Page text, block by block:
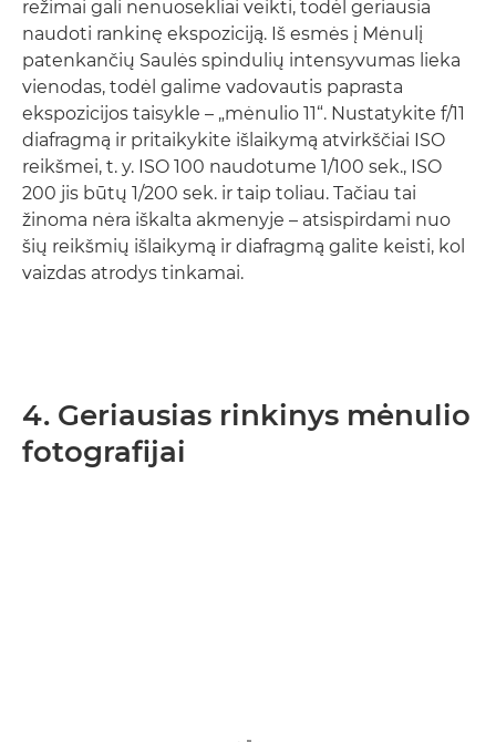
režimai gali nenuosekliai veikti, todėl geriausia
naudoti rankinę ekspoziciją. Iš esmės į Mėnulį
patenkančių Saulės spindulių intensyvumas lieka
vienodas, todėl galime vadovautis paprasta
ekspozicijos taisykle – „mėnulio 11“. Nustatykite f/11
diafragmą ir pritaikykite išlaikymą atvirkščiai ISO
reikšmei, t. y. ISO 100 naudotume 1/100 sek., ISO
200 jis būtų 1/200 sek. ir taip toliau. Tačiau tai
žinoma nėra iškalta akmenyje – atsispirdami nuo
šių reikšmių išlaikymą ir diafragmą galite keisti, kol
vaizdas atrodys tinkamai.
4. Geriausias rinkinys mėnulio
fotografijai